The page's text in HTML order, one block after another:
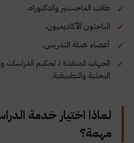
طلاب الماجستير والدكتوراه.
الباحثون الأكاديميون.
أعضاء هيئة التدريس.
الجهات المنفذة لـ تحكيم الدراسات
البحثية والتطبيقية.
لماذا اختيار خدمة
مهمة؟